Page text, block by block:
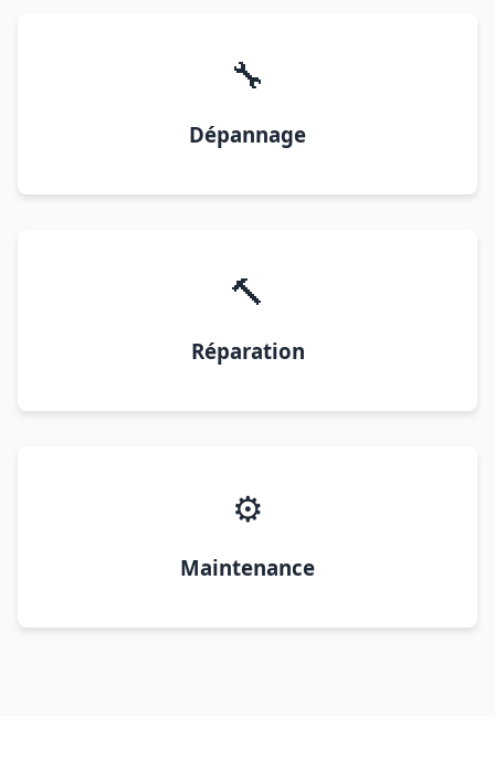
🔧
Dépannage
🔨
Réparation
⚙️
Maintenance